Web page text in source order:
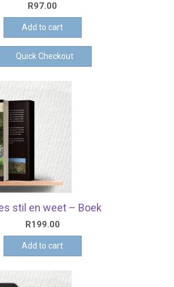
R97.00
Add to cart
Quick Checkout
stil en weet – Boek
R199.00
Add to cart